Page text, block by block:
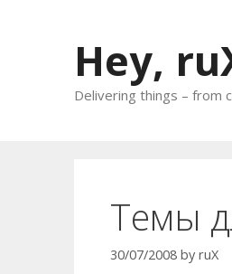
Hey,
Delivering things – from
Темы
30/07/2008 by ruX